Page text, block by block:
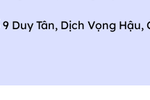
Duy Tân, Dịch Vọng Hậu,